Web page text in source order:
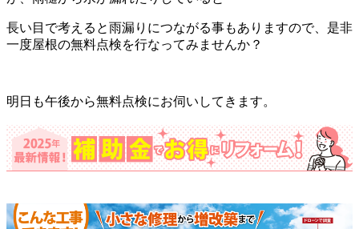
長い目で考えると雨漏りにつながる事もありますので、是非
一度屋根の無料点検を行なってみませんか？
明日も午後から無料点検にお伺いしてきます。